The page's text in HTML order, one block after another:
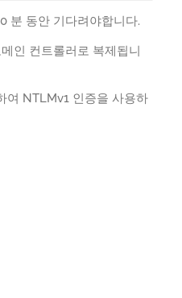
분 동안 기다려야합니다.
인 컨트롤러로 복제됩니
여 NTLMv1 인증을 사용하